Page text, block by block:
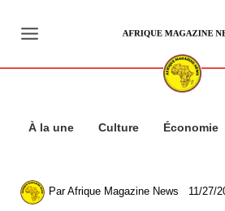
contenu
À la une Culture Économie
ParAfrique Magazine News 11/27/